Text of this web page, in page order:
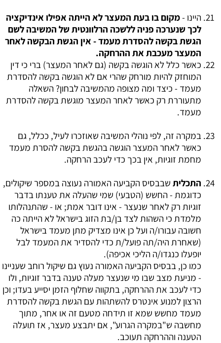
היינו -מקום בו בעת המעצר לא הייתה אפילו אינדיקציה
לכך שנערכה פניה ללשכה הרלוונטית של המשיבה לשם
הגשת בקשה להסדרת מעמד - אין הגשת הבקשה לאחר
המעצר מעכבת את ההרחקה.
כאשר כלל לא הוגשה בקשה (גם לאחר המעצר) ברי כי דין
המוחזק להיות מורחק שהרי אם לא הוגשה בקשה להסדרת
מעמד - כיצד ומה מצופה מהמשיבה לבחון? השאלה
מתעוררת רק כאשר לאחר המעצר מוגשת בקשה להסדרת
מעמד.
במקרה זה, לפי נוהלי המשיבה שאוזכרו לעיל, ככלל, גם
כאשר לאחר המעצר הוגשה בהגשת בקשה להסרת מעמד
מחמת זוגיות, אין בכך כדי לעכב הרחקה.
התכלית שבבסיס הקביעה האמורה נעוצה במספר שיקולים,
כדוגמת - החשש (הטבעי) שמי שהעלה את טענתו בדבר
זוגיות רק לאחר שנעצר - אינו דובר אמת; או - שהתנהלותו
מלמדת כי השהות לצד בן/בת הזוג בישראל לא הייתה כה
חשובה עבורו/ה ועל כן אינו מצדיק מתן מעמד בישראל
(שאחרת היה/תה פועל/ת כדי להסדיר את המעמד לבל
יופעלו כנגדו/ה הליכי אכיפה).
כמו כן, בבסיס הקביעה האמורה נעוץ גם שיקול רוחב שעניינו
- מניעת מצב שבו מי שנעצר מעלה טענה בדבר זוגיות, ולו
כדי לעכב את ההרחקה, בתקווה שחלוף הזמן יסייע בעדו; וכן
הרצון למנוע אינטרס להשתהות עם הגשת בקשה להסדרת
מעמד מחשש שמא זו תידחה מטעם זה או אחר, מתוך
מחשבה ש"במקרה הגרוע", אם יתבצע מעצר, אז תועלה
הטענה וההרחקה תעוכב.